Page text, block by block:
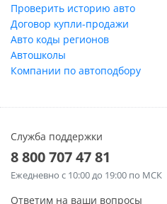
Проверить историю авто
Договор купли-продажи
Авто коды регионов
Автошколы
Компании по автоподбору
Служба поддержки
8 800 707 47 81
Ежедневно с 10:00 до 19:00 по МСК
Ответим на ваши вопросы